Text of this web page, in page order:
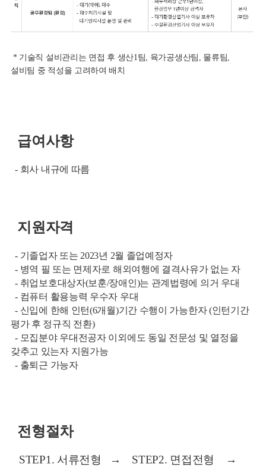
* 기술직 설비관리는 면접 후 생산1팀, 육가공생산팀, 물류팀,
설비팀 중 적성을 고려하여 배치
급여사항
- 회사 내규에 따름
지원자격
- 기졸업자 또는 2023년 2월 졸업예정자
- 병역 필 또는 면제자로 해외여행에 결격사유가 없는 자
- 취업보호대상자(보훈/장애인)는 관계법령에 의거 우대
- 컴퓨터 활용능력 우수자 우대
- 신입에 한해 인턴(6개월)기간 수행이 가능한자 (인턴기간
평가 후 정규직 전환)
- 모집분야 우대전공자 이외에도 동일 전문성 및 열정을
갖추고 있는자 지원가능
- 출퇴근 가능자
전형절차
STEP1. 서류전형 → STEP2. 면접전형 →